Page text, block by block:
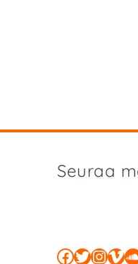
Seuraa
Facebook
Twitter